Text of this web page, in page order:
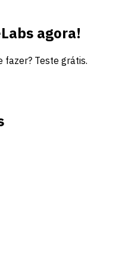
agora!
fazer? Teste grátis.